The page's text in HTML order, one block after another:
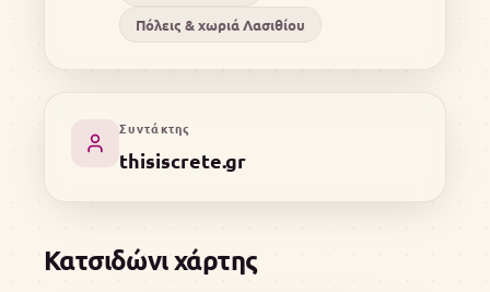
Πόλεις & χωριά Λασιθίου
Συντάκτης
thisiscrete.gr
Κατσιδώνι χάρτης